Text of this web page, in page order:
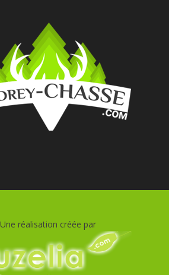
Une réalisation créée par